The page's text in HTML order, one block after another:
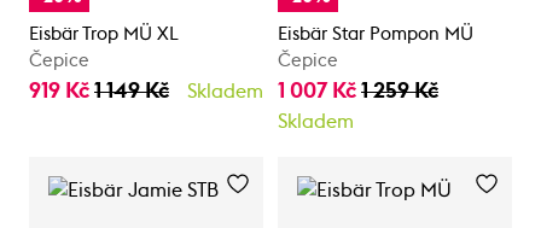
Eisbär Trop MÜ XL
Čepice
919 Kč 1 149 Kč Skladem
Eisbär Star Pompon MÜ
Čepice
1 007 Kč 1 259 Kč
Skladem